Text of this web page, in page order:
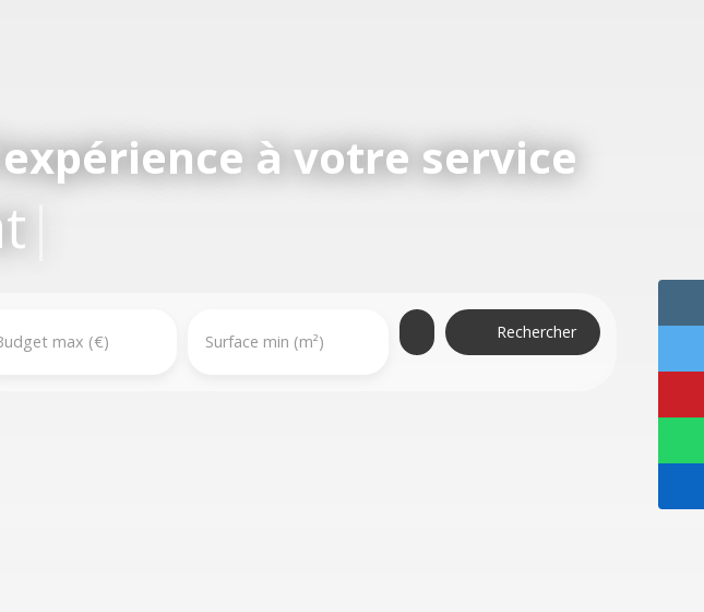
à votre service
max (€) Surface min (m²) Rechercher